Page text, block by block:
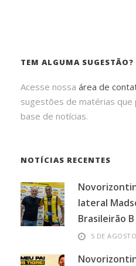
TEM ALGUMA SUGESTÃO?
Acesse nossa área de
sugestões de matérias que
base de notícias.
NOTÍCIAS RECENTES
lateral
Brasileirão B
5 DE